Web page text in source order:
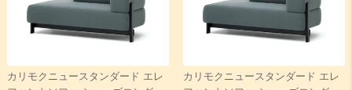
カリモクニュースタンダード エレ
カリモクニュースタンダード エレ